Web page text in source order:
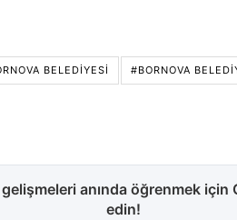
BELEDIYESI #BORNOVA
anında öğrenmek
edin!